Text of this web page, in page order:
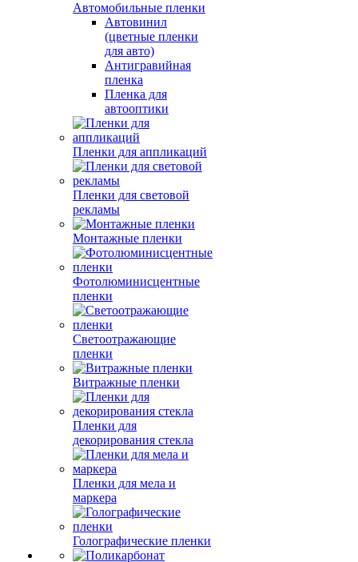
Автомобильные пленки
Автовинил
(цветные пленки
для авто)
Антигравийная
пленка
Пленка для
автооптики
Пленки для аппликаций
Пленки для световой
рекламы
Монтажные пленки
Фотолюминисцентные
пленки
Светоотражающие
пленки
Витражные пленки
Пленки для
декорирования стекла
Пленки для мела и
маркера
Голографические пленки